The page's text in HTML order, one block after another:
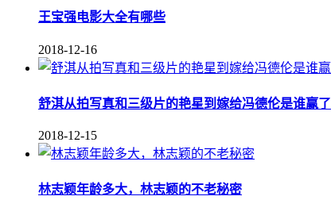
王宝强电影大全有哪些
2018-12-16
舒淇从拍写真和三级片的艳星到嫁给冯德伦是谁赢了
2018-12-15
林志颖年龄多大，林志颖的不老秘密